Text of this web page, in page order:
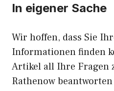
In eigener Sache
Wir hoffen, dass Sie
Informationen finden
Artikel all Ihre Fragen
Rathenow